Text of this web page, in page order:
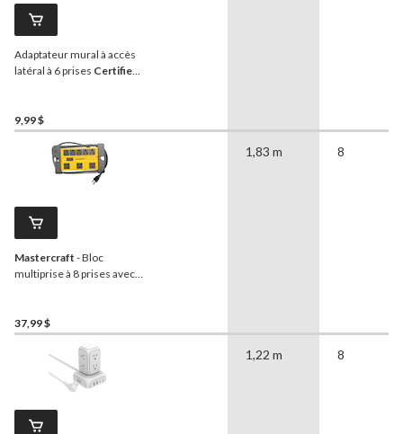
Adaptateur mural à accès
latéral à 6 prises Certified,
9,99 $
Mastercraft - Bloc
multiprise à 8 prises avec
37,99 $
1,83 m 8
1,22 m 8